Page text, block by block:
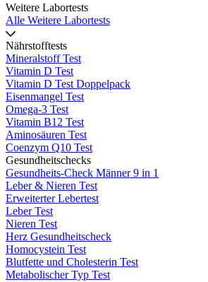
Weitere Labortests
Alle Weitere Labortests
Nährstofftests
Mineralstoff Test
Vitamin D Test
Vitamin D Test Doppelpack
Eisenmangel Test
Omega-3 Test
Vitamin B12 Test
Aminosäuren Test
Coenzym Q10 Test
Gesundheitschecks
Gesundheits-Check Männer 9 in 1
Leber & Nieren Test
Erweiterter Lebertest
Leber Test
Nieren Test
Herz Gesundheitscheck
Homocystein Test
Blutfette und Cholesterin Test
Metabolischer Typ Test